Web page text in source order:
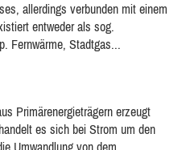
allerdings verbunden mit einem
entweder als sog.
Fernwärme, Stadtgas...
Primärenergieträgern erzeugt
es sich bei Strom um den